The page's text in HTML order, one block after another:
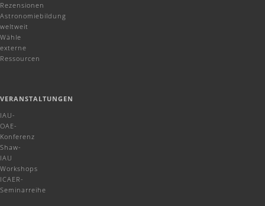
Rezensionen
Astronomiebildung
weltweit
Wähle
externe
Ressourcen
VERANSTALTUNGEN
IAU-
OAE-
Konferenz
Shaw-
IAU
Workshops
ICAER-
Seminarreihe